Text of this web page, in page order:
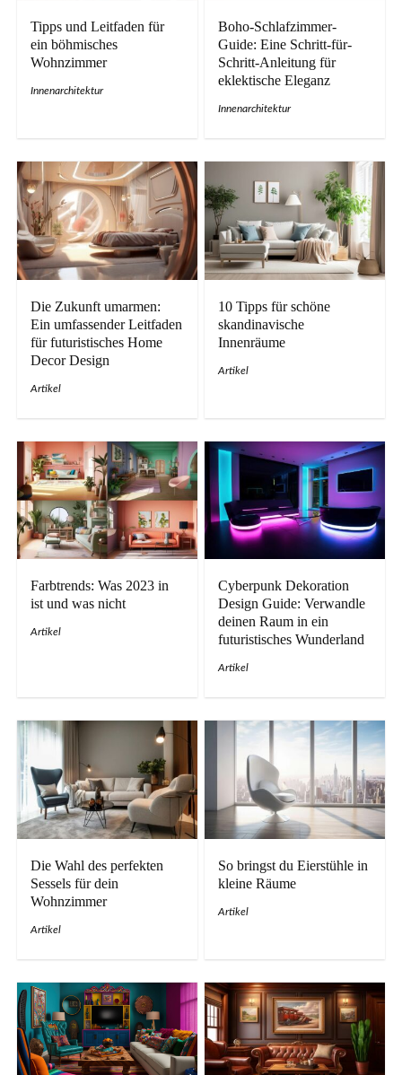
Tipps und Leitfaden für
ein böhmisches
Wohnzimmer
Innenarchitektur
Boho-Schlafzimmer-
Guide: Eine Schritt-für-
Schritt-Anleitung für
eklektische Eleganz
Innenarchitektur
Die Zukunft umarmen:
Ein umfassender Leitfaden
für futuristisches Home
Decor Design
Artikel
10 Tipps für schöne
skandinavische
Innenräume
Artikel
Farbtrends: Was 2023 in
ist und was nicht
Artikel
Cyberpunk Dekoration
Design Guide: Verwandle
deinen Raum in ein
futuristisches Wunderland
Artikel
Die Wahl des perfekten
Sessels für dein
Wohnzimmer
Artikel
So bringst du Eierstühle in
kleine Räume
Artikel